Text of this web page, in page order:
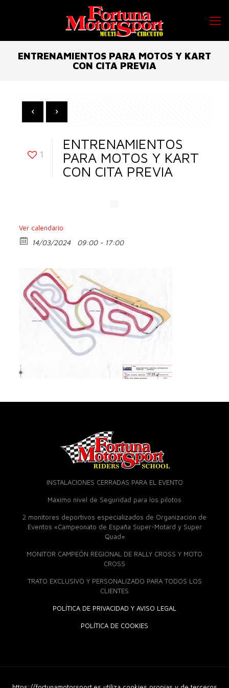
ENTRENAMIENTOS PARA MOTOS Y KART
CON CITA PREVIA
1
ENTRENAMIENTOS
PARA MOTOS Y KART
CON CITA PREVIA
Ver calendario
14/03/2024 09:00 - 17:00
INSTALACIONES CERRADAS PARA EL EVENTO
Máximo nivel de Seguridad para los pilotos
2 monitores deportivos especializados de Organización de
Eventos «Campeonato de España Super-Motard y Super
Quad»
MONITOR CAMPEÓN REGIONAL DE RALLY CROSS Y MOTO
CROSS
TRATO EXCLUSIVO Y PERSONALIZADO PARA TODOS LOS
CLIENTES
POLÍTICA DE PRIVACIDAD Y AVISO LEGAL
POLÍTICA DE COOKIES